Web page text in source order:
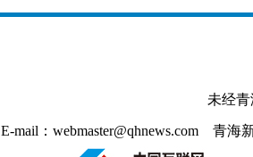
未经
E-mail：webmaster@qhnews.com 青海